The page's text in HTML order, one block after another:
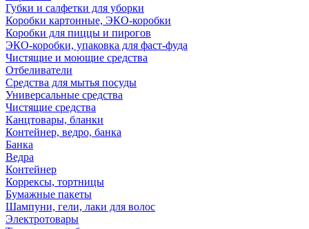
Губки и салфетки для уборки
Коробки картонные, ЭКО-коробки
Коробки для пиццы и пирогов
ЭКО-коробки, упаковка для фаст-фуда
Чистящие и моющие средства
Отбеливатели
Средства для мытья посуды
Универсальные средства
Чистящие средства
Канцтовары, бланки
Контейнер, ведро, банка
Банка
Ведра
Контейнер
Коррексы, тортницы
Бумажные пакеты
Шампуни, гели, лаки для волос
Электротовары